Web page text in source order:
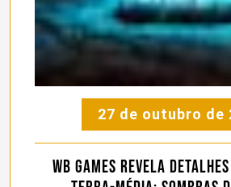
27 de outubro de
WB Games revela detalhes